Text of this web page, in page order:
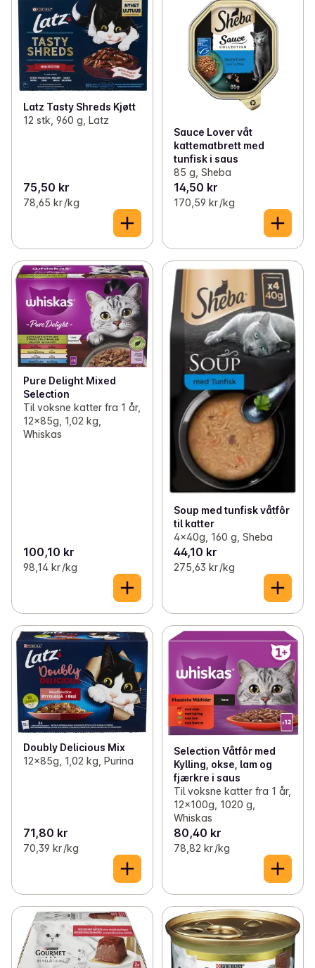
Latz Tasty Shreds Kjøtt
12 stk, 960 g, Latz
75,50 kr
78,65 kr /kg
Sauce Lover våt
kattematbrett med
tunfisk i saus
85 g, Sheba
14,50 kr
170,59 kr /kg
Pure Delight Mixed
Selection
Til voksne katter fra 1 år,
12x85g, 1,02 kg,
Whiskas
100,10 kr
98,14 kr /kg
Soup med tunfisk våtfôr
til katter
4x40g, 160 g, Sheba
44,10 kr
275,63 kr /kg
Doubly Delicious Mix
12x85g, 1,02 kg, Purina
71,80 kr
70,39 kr /kg
Selection Våtfôr med
Kylling, okse, lam og
fjærkre i saus
Til voksne katter fra 1 år,
12x100g, 1020 g,
Whiskas
80,40 kr
78,82 kr /kg